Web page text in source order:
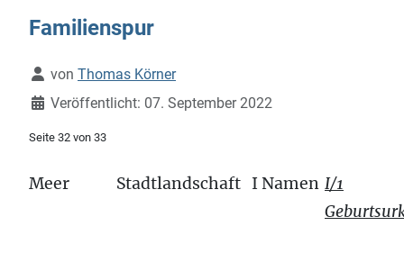
Familienspur
Details
von Thomas Körner
Veröffentlicht: 07. September 2022
Seite 32 von 33
Meer Stadtlandschaft I Namen I/1